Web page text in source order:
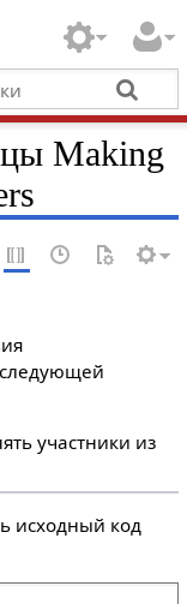
Making
участники из
исходный код